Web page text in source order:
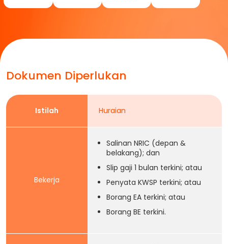
Dokumen Diperlukan
Istilah Huraian
Bekerja
Salinan NRIC (depan &
belakang); dan
Slip gaji 1 bulan terkini; atau
Penyata KWSP terkini; atau
Borang EA terkini; atau
Borang BE terkini.